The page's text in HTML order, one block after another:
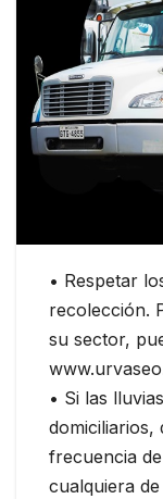
• Respetar
recolección.
su sector,
• Si las
domiciliarios,
frecuencia
cualquiera